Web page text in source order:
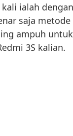
ialah
saja
ampuh
3S kalian.